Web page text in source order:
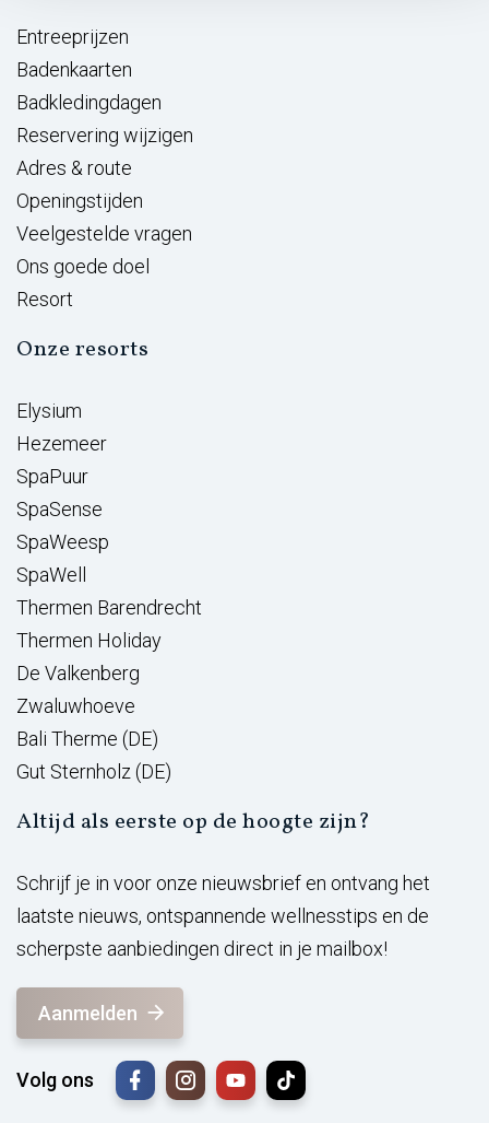
Entreeprijzen
Badenkaarten
Badkledingdagen
Reservering wijzigen
Adres & route
Openingstijden
Veelgestelde vragen
Ons goede doel
Resort
Onze resorts
Elysium
Hezemeer
SpaPuur
SpaSense
SpaWeesp
SpaWell
Thermen Barendrecht
Thermen Holiday
De Valkenberg
Zwaluwhoeve
Bali Therme (DE)
Gut Sternholz (DE)
Altijd als eerste op de hoogte zijn?
Schrijf je in voor onze nieuwsbrief en ontvang het
laatste nieuws, ontspannende wellnesstips en de
scherpste aanbiedingen direct in je mailbox!
Aanmelden
Volg ons